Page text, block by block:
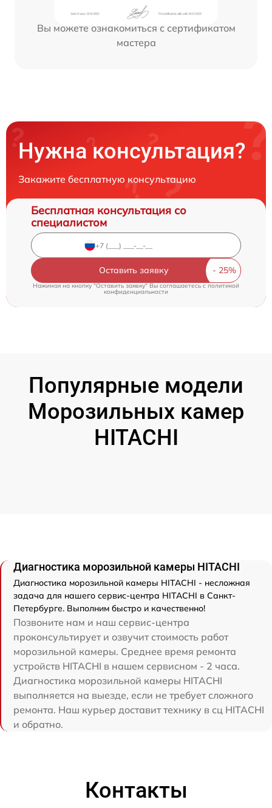
Вы можете ознакомиться с сертификатом
мастера
Нужна консультация?
Закажите бесплатную консультацию
Бесплатная консультация со
специалистом
Оставить заявку
Нажимая на кнопку "Оставить заявку" Вы соглашаетесь c политикой
конфиденциальности
Популярные модели
Морозильных камер
HITACHI
Диагностика морозильной камеры HITACHI
Диагностика морозильной камеры HITACHI - несложная
задача для нашего сервис-центра HITACHI в Санкт-
Петербурге. Выполним быстро и качественно!
Позвоните нам и наш сервис-центра
проконсультирует и озвучит стоимость работ
морозильной камеры. Среднее время ремонта
устройств HITACHI в нашем сервисном - 2 часа.
Диагностика морозильной камеры HITACHI
выполняется на выезде, если не требует сложного
ремонта. Наш курьер доставит технику в сц HITACHI
и обратно.
Контакты